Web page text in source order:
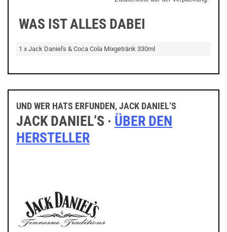
WAS IST ALLES DABEI
1 x Jack Daniel's & Coca Cola Mixgetränk 330ml
UND WER HATS ERFUNDEN, JACK DANIEL’S
JACK DANIEL’S · ÜBER DEN
HERSTELLER